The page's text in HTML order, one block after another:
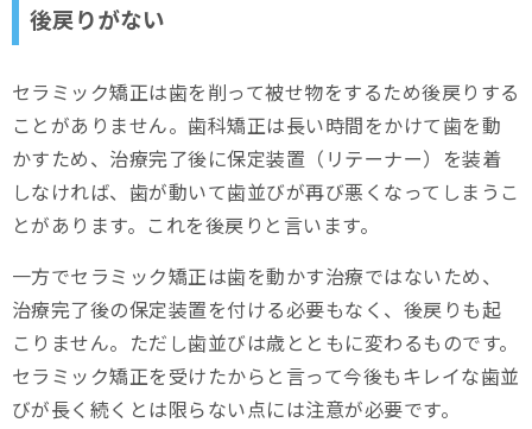
後戻りがない
セラミック矯正は歯を削って被せ物をするため後戻りする
ことがありません。歯科矯正は長い時間をかけて歯を動
かすため、治療完了後に保定装置（リテーナー）を装着
しなければ、歯が動いて歯並びが再び悪くなってしまうこ
とがあります。これを後戻りと言います。
一方でセラミック矯正は歯を動かす治療ではないため、
治療完了後の保定装置を付ける必要もなく、後戻りも起
こりません。ただし歯並びは歳とともに変わるものです。
セラミック矯正を受けたからと言って今後もキレイな歯並
びが長く続くとは限らない点には注意が必要です。